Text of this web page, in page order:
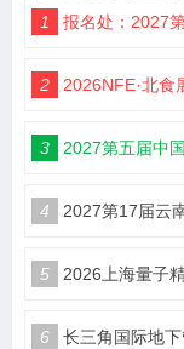
1 报名处：2027
2 2026NFE·北食
3 2027第五届中
4 2027第17届云
5 2026上海量子
6 长三角国际地